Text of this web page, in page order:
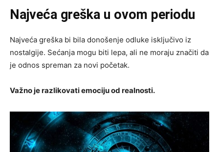
Najveća greška u ovom periodu
Najveća greška bi bila donošenje odluke isključivo iz
nostalgije. Sećanja mogu biti lepa, ali ne moraju značiti da
je odnos spreman za novi početak.
Važno je razlikovati emociju od realnosti.